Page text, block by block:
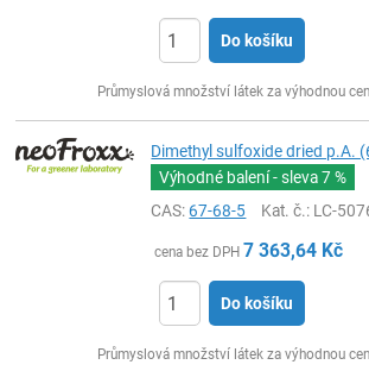
Do košíku
Průmyslová množství látek za výhodnou
Dimethyl sulfoxide dried p.A.
Výhodné balení - sleva7 %
CAS:67-68-5 Kat. č.: LC-
cena bez DPH 7 363,64 Kč
Do košíku
Průmyslová množství látek za výhodnou